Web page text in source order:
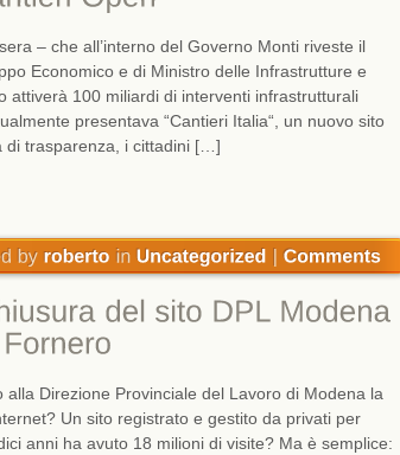
– che all’interno del Governo Monti riveste il
Economico e di Ministro delle Infrastrutture e
attiverà 100 miliardi di interventi infrastrutturali
presentava “Cantieri Italia“, un nuovo sito
di trasparenza, i cittadini […]
Direzione Provinciale del Lavoro di Modena la
Un sito registrato e gestito da privati per
anni ha avuto 18 milioni di visite? Ma è semplice: